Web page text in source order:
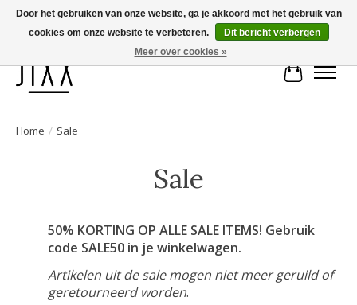
Voor 14.00 uur besteld, vandaag verstuurd | Gratis verzending vanaf € 75
Home / Sale
Sale
50% KORTING OP ALLE SALE ITEMS! Gebruik
code SALE50 in je winkelwagen.
Artikelen uit de sale mogen niet meer geruild of
geretourneerd worden.
Door het gebruiken van onze website, ga je akkoord met het gebruik van
cookies om onze website te verbeteren.
Dit bericht verbergen
Meer over cookies »